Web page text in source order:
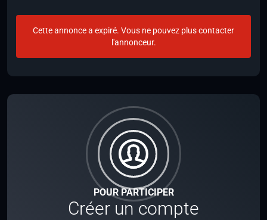
POUR PARTICIPER
Créer un compte
Cette annonce a expiré. Vous ne pouvez plus contacter
l'annonceur.